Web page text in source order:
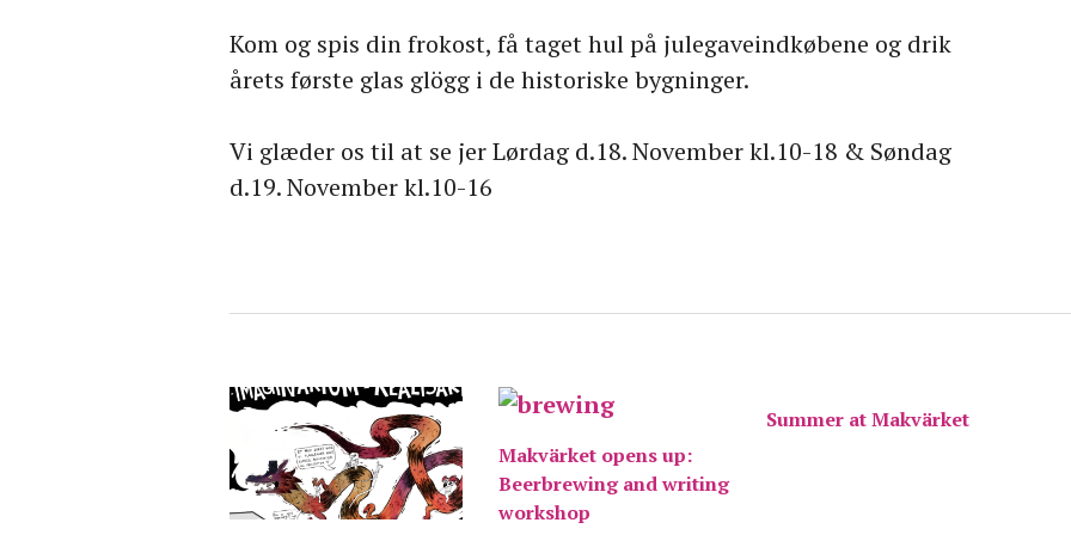
Kom og spis din frokost, få taget hul på julegaveindkøbene og drik
årets første glas glögg i de historiske bygninger.
Vi glæder os til at se jer Lørdag d.18. November kl.10-18 & Søndag
d.19. November kl.10-16
Makvärket opens up:
Beerbrewing and writing
workshop
Summer at Makvärket